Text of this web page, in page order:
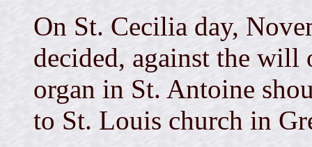
On St. Cecilia day,
decided, against the
organ in St. Antoine
to St. Louis church in